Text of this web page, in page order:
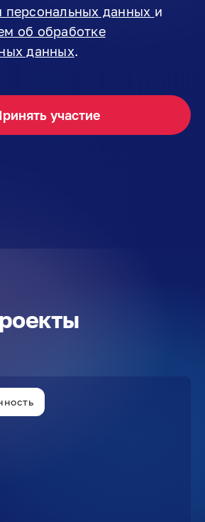
персональных данных и
об обработке
данных.